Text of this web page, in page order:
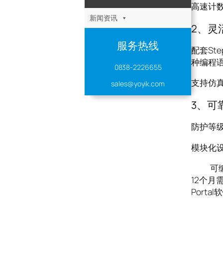
新闻资讯
服务热线
0838-2226655
sales@yoyik.com
高速计
2、灵
配套
种编程
支持仿
3、可
防护等
模块化
可编
12个月
Portal